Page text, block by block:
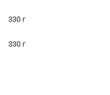
330 г
330 г